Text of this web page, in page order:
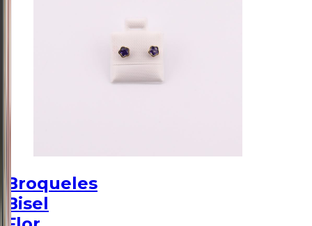
Broqueles
Bisel